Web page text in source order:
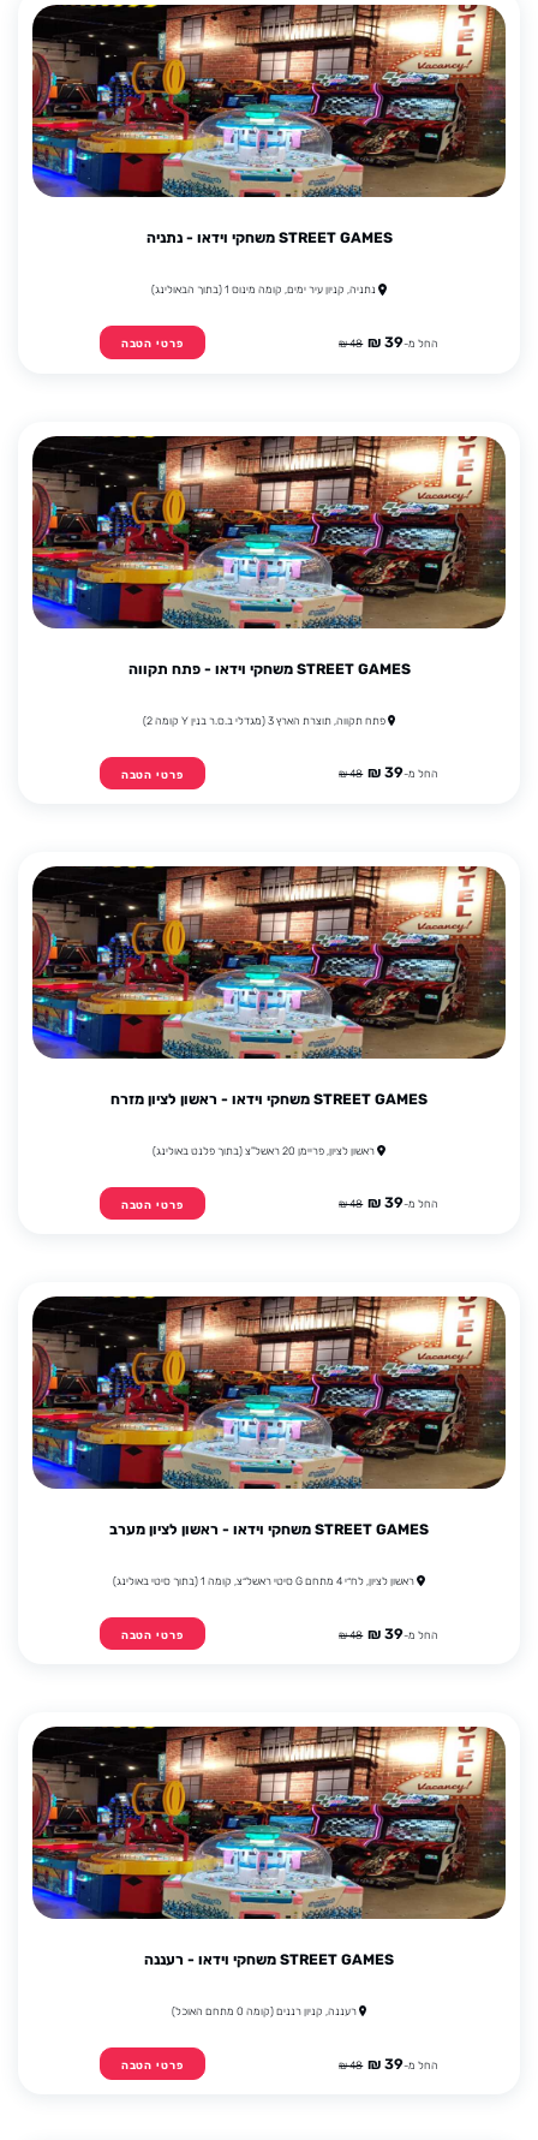
STREET GAMES משחקי וידאו - נתניה
נתניה, קניון עיר ימים, קומה מינוס 1 (בתוך הבאולינג)
החל מ-39 ₪
48 ₪ פרטי הטבה
STREET GAMES משחקי וידאו - פתח תקווה
פתח תקווה, תוצרת הארץ 3 (מגדלי ב.ס.ר בנין Y קומה 2)
החל מ-39 ₪
48 ₪ פרטי הטבה
STREET GAMES משחקי וידאו - ראשון לציון מזרח
ראשון לציון, פריימן 20 ראשל"צ (בתוך פלנט באולינג)
החל מ-39 ₪
48 ₪ פרטי הטבה
STREET GAMES משחקי וידאו - ראשון לציון מערב
ראשון לציון, לח״י 4 מתחם G סיטי ראשל״צ, קומה 1 (בתוך סיטי באולינג)
החל מ-39 ₪
48 ₪ פרטי הטבה
STREET GAMES משחקי וידאו - רעננה
רעננה, קניון רננים (קומה 0 מתחם האוכל)
החל מ-39 ₪
48 ₪ פרטי הטבה